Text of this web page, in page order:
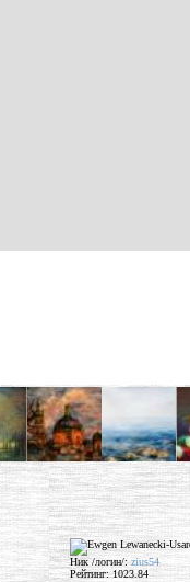
Ник /логин/: zius54
Рейтинг: 1023.84